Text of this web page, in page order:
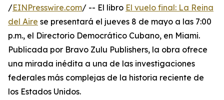
/EINPresswire.com/ -- El libro El vuelo final: La Reina
del Aire se presentará el jueves 8 de mayo a las 7:00
p.m., el Directorio Democrático Cubano, en Miami.
Publicada por Bravo Zulu Publishers, la obra ofrece
una mirada inédita a una de las investigaciones
federales más complejas de la historia reciente de
los Estados Unidos.